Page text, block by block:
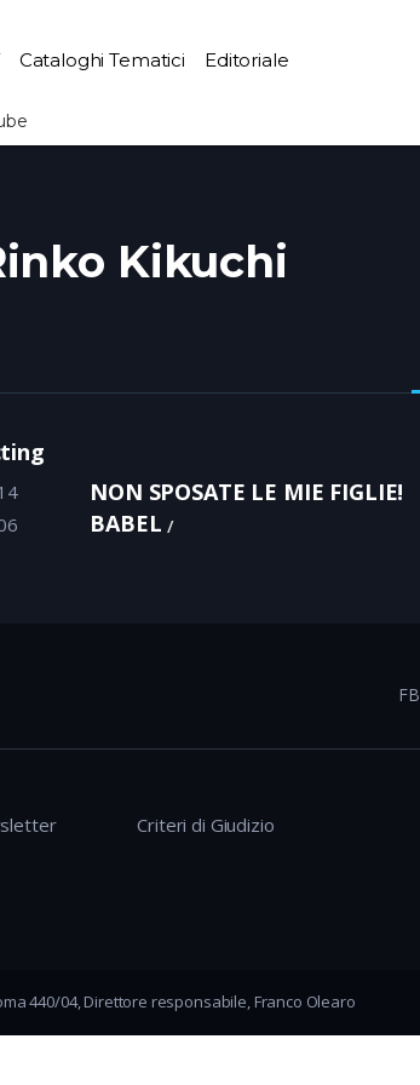
Cataloghi Tematici Editoriale
Kikuchi
NON SPOSATE LE MIE FIGLIE!
BABEL
FB
Criteri di Giudizio
440/04, Direttore responsabile, Franco Olearo